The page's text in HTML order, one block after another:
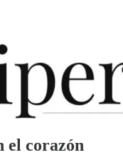
el corazón